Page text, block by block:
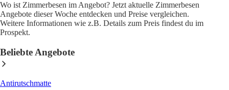
Wo ist Zimmerbesen im Angebot? Jetzt aktuelle Zimmerbesen
Angebote dieser Woche entdecken und Preise vergleichen.
Weitere Informationen wie z.B. Details zum Preis findest du im
Prospekt.
Beliebte Angebote
Antirutschmatte